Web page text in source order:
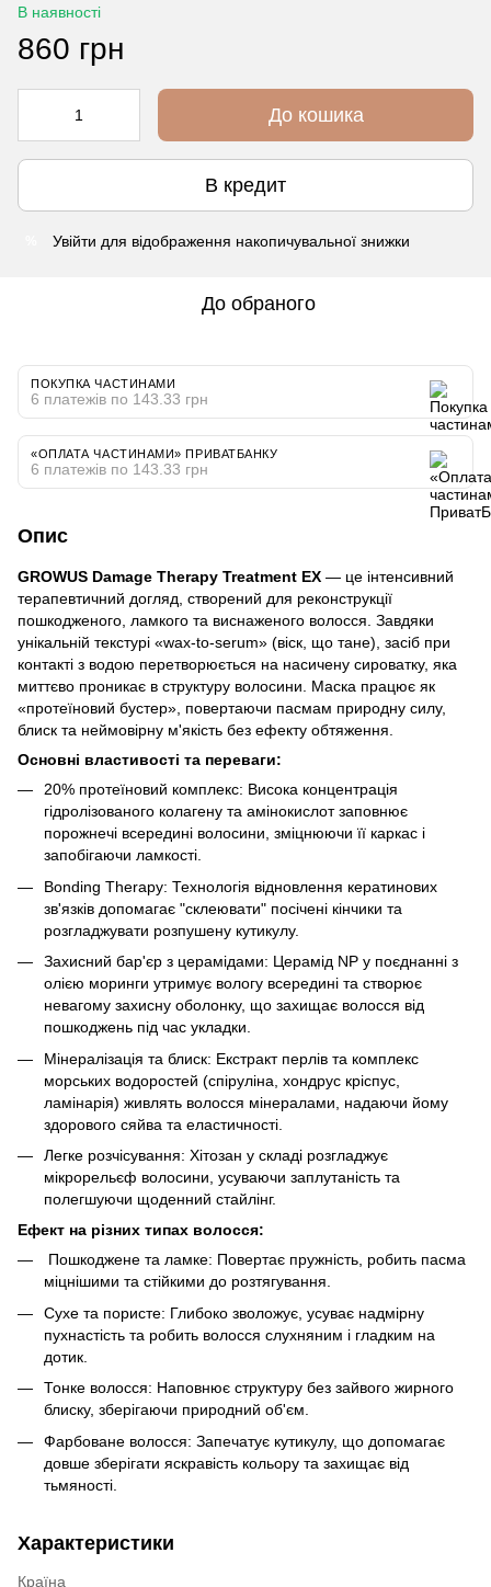
В наявності
860 грн
До кошика
В кредит
Увійти для відображення накопичувальної знижки
До обраного
ПОКУПКА ЧАСТИНАМИ
6 платежів по 143.33 грн
«ОПЛАТА ЧАСТИНАМИ» ПРИВАТБАНКУ
6 платежів по 143.33 грн
Опис
GROWUS Damage Therapy Treatment EX — це інтенсивний
терапевтичний догляд, створений для реконструкції
пошкодженого, ламкого та виснаженого волосся. Завдяки
унікальній текстурі «wax-to-serum» (віск, що тане), засіб при
контакті з водою перетворюється на насичену сироватку, яка
миттєво проникає в структуру волосини. Маска працює як
«протеїновий бустер», повертаючи пасмам природну силу,
блиск та неймовірну м'якість без ефекту обтяження.
Основні властивості та переваги:
20% протеїновий комплекс: Висока концентрація
гідролізованого колагену та амінокислот заповнює
порожнечі всередині волосини, зміцнюючи її каркас і
запобігаючи ламкості.
Bonding Therapy: Технологія відновлення кератинових
зв'язків допомагає "склеювати" посічені кінчики та
розгладжувати розпушену кутикулу.
Захисний бар'єр з церамідами: Церамід NP у поєднанні з
олією моринги утримує вологу всередині та створює
невагому захисну оболонку, що захищає волосся від
пошкоджень під час укладки.
Мінералізація та блиск: Екстракт перлів та комплекс
морських водоростей (спіруліна, хондрус кріспус,
ламінарія) живлять волосся мінералами, надаючи йому
здорового сяйва та еластичності.
Легке розчісування: Хітозан у складі розгладжує
мікрорельєф волосини, усуваючи заплутаність та
полегшуючи щоденний стайлінг.
Ефект на різних типах волосся:
Пошкоджене та ламке: Повертає пружність, робить пасма
міцнішими та стійкими до розтягування.
Сухе та пористе: Глибоко зволожує, усуває надмірну
пухнастість та робить волосся слухняним і гладким на
дотик.
Тонке волосся: Наповнює структуру без зайвого жирного
блиску, зберігаючи природний об'єм.
Фарбоване волосся: Запечатує кутикулу, що допомагає
довше зберігати яскравість кольору та захищає від
тьмяності.
Характеристики
Країна